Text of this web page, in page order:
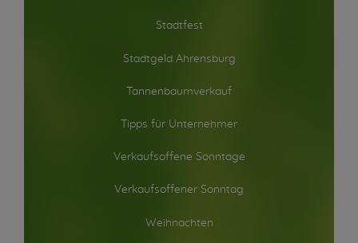
Stadtfest
Stadtgeld Ahrensburg
Tannenbaumverkauf
Tipps für Unternehmer
Verkaufsoffene Sonntage
Verkaufsoffener Sonntag
Weihnachten